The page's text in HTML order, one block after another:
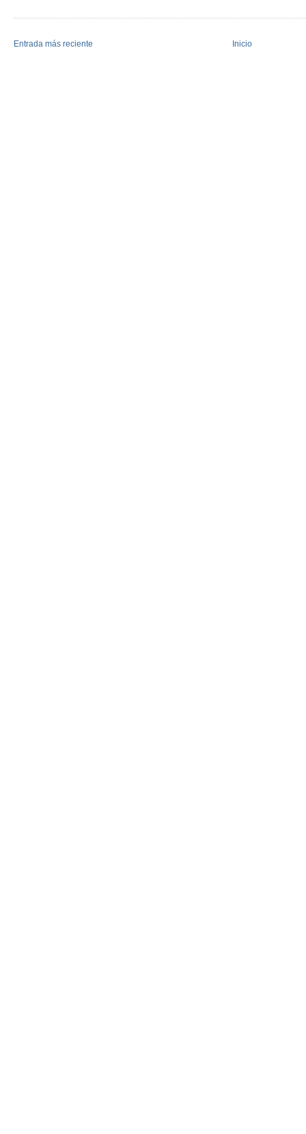
Entrada más reciente Inicio